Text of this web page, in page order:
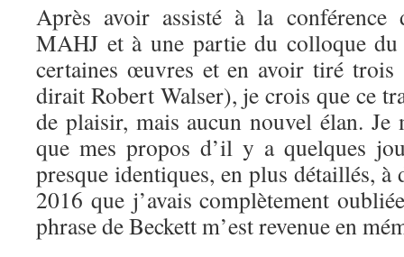
Après avoir assisté à la conférence
MAHJ et à une partie du colloque
certaines œuvres et en avoir tiré
dirait Robert Walser), je crois que ce
de plaisir, mais aucun nouvel élan. Je
que mes propos d’il y a quelques
presque identiques, en plus détaillés, à
2016 que j’avais complètement
phrase de Beckett m’est revenue en